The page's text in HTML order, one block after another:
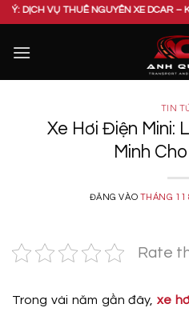
Bỏ
nội
NGUYÊN XE DCAR – KHÔNG BÁN
TIN
Xe Hơi Điện Mini:
Minh
ĐĂNG VÀO THÁNG 11
Rate
Trong vài năm gần đây,xe